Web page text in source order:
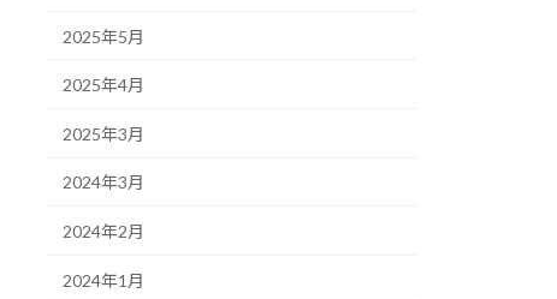
2025年5月
2025年4月
2025年3月
2024年3月
2024年2月
2024年1月